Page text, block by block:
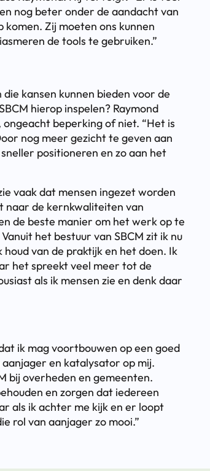
nog beter onder de aandacht van
Zij moeten ons kunnen
de tools te gebruiken.”
kansen kunnen bieden voor de
hierop inspelen? Raymond
beperking of niet. “Het is
nog meer gezicht te geven aan
positioneren en zo aan het
vaak dat mensen ingezet worden
naar de kernkwaliteiten van
de beste manier om het werk op te
het bestuur van SBCM zit ik nu
van de praktijk en het doen. Ik
het spreekt veel meer tot de
als ik mensen zie en denk daar
ik mag voortbouwen op een goed
en katalysator op mij.
bij overheden en gemeenten.
en zorgen dat iedereen
als ik achter me kijk en er loopt
rol van aanjager zo mooi.”